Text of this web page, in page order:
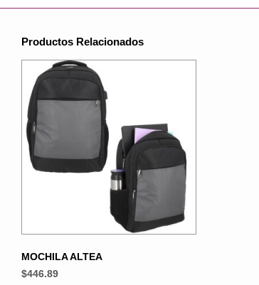
Productos Relacionados
MOCHILA ALTEA
$446.89